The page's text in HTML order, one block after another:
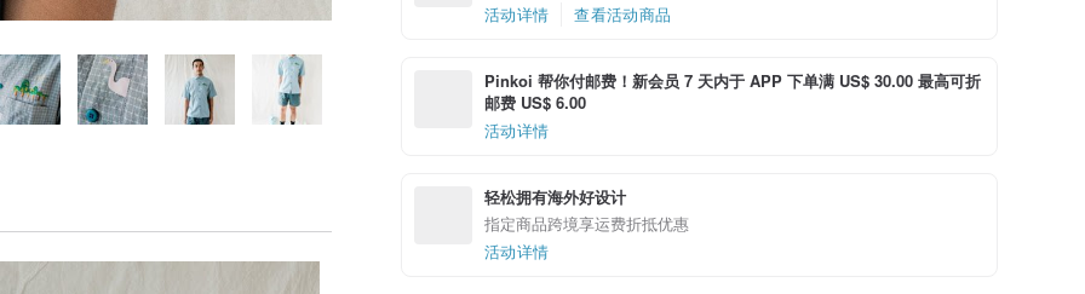
活动详情
查看活动商品
Pinkoi 帮你付邮费！新会员 7 天内于 APP 下单满 US$ 30.00 最高可折
邮费 US$ 6.00
活动详情
轻松拥有海外好设计
指定商品跨境享运费折抵优惠
活动详情